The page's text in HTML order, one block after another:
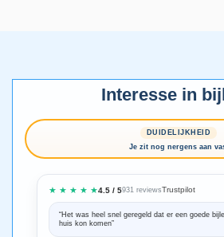
Interesse in
DUIDELIJKHEID
Je zit nog nergens aan
★ ★ ★ ★ ★4.5 / 5931 reviewsTrustpilot
“Het was heel snel geregeld dat er een goede
huis kon komen”